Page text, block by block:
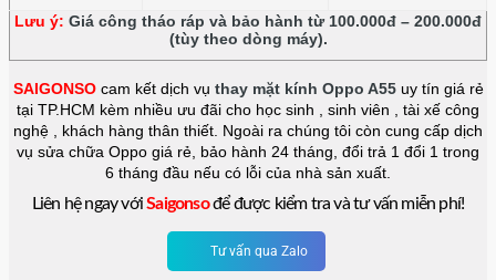
Lưu ý: Giá công tháo ráp và bảo hành từ 100.000đ – 200.000đ
(tùy theo dòng máy).
SAIGONSO cam kết dịch vụ thay mặt kính Oppo A55 uy tín giá rẻ
tại TP.HCM kèm nhiều ưu đãi cho học sinh , sinh viên , tài xế công
nghệ , khách hàng thân thiết. Ngoài ra chúng tôi còn cung cấp dịch
vụ sửa chữa Oppo giá rẻ, bảo hành 24 tháng, đổi trả 1 đổi 1 trong
6 tháng đầu nếu có lỗi của nhà sản xuất.
Liên hệ ngay vớiSaigonsođể được kiểm tra và tư vấn miễn phí!
Tư vấn qua Zalo